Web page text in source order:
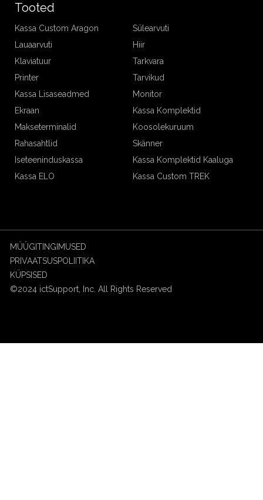
Tooted
Kassa Custom Aragon
Sülearvuti
Lauaarvuti
Hiir
Klaviatuur
Tarkvara
Printer
Tarvikud
Kassa Lisaseadmed
Monitor
Ekraan
Kassa Komplektid
Makseterminalid
Koosolekuruum
Rahasahtlid
Skänner
Iseteeninduskassa
Kassa Komplektid Kaaluga
Kassa ELO
Kassa Custom TREK
©2024 ictSupport, Inc. All Rights Reserved
MÜÜGITINGIMUSED
PRIVAATSUSPOLIITIKA
KÜPSISED